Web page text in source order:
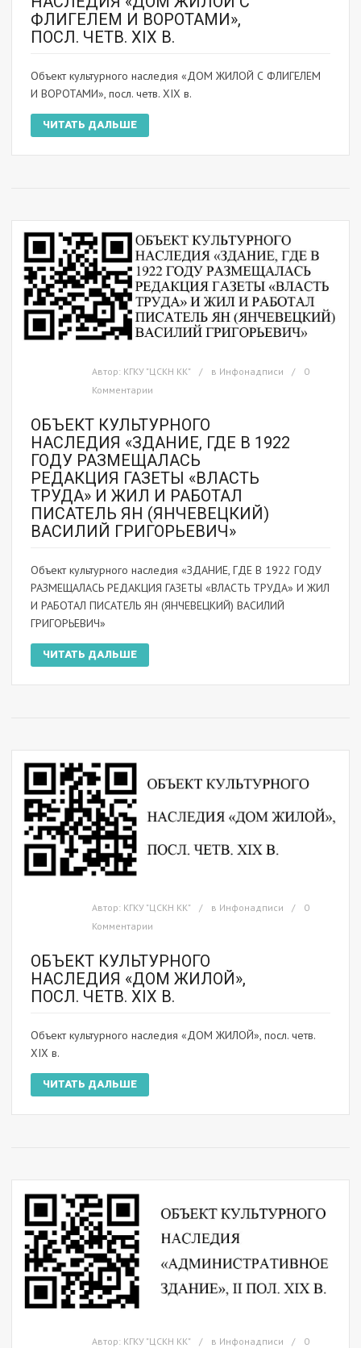
ФЛИГЕЛЕМ И ВОРОТАМИ»,
ПОСЛ. ЧЕТВ. XIX В.
Объект культурного наследия «ДОМ ЖИЛОЙ С ФЛИГЕЛЕМ
И ВОРОТАМИ», посл. четв. XIX в.
ЧИТАТЬ ДАЛЬШЕ
Автор: КГКУ "ЦСКН КК" в Инфонадписи
0
Комментарии
ОБЪЕКТ КУЛЬТУРНОГО
НАСЛЕДИЯ «ЗДАНИЕ, ГДЕ В 1922
ГОДУ РАЗМЕЩАЛАСЬ
РЕДАКЦИЯ ГАЗЕТЫ «ВЛАСТЬ
ТРУДА» И ЖИЛ И РАБОТАЛ
ПИСАТЕЛЬ ЯН (ЯНЧЕВЕЦКИЙ)
ВАСИЛИЙ ГРИГОРЬЕВИЧ»
Объект культурного наследия «ЗДАНИЕ, ГДЕ В 1922 ГОДУ
РАЗМЕЩАЛАСЬ РЕДАКЦИЯ ГАЗЕТЫ «ВЛАСТЬ ТРУДА» И ЖИЛ
И РАБОТАЛ ПИСАТЕЛЬ ЯН (ЯНЧЕВЕЦКИЙ) ВАСИЛИЙ
ГРИГОРЬЕВИЧ»
ЧИТАТЬ ДАЛЬШЕ
Автор: КГКУ "ЦСКН КК" в Инфонадписи
0
Комментарии
ОБЪЕКТ КУЛЬТУРНОГО
НАСЛЕДИЯ «ДОМ ЖИЛОЙ»,
ПОСЛ. ЧЕТВ. XIX В.
Объект культурного наследия «ДОМ ЖИЛОЙ», посл. четв.
XIX в.
ЧИТАТЬ ДАЛЬШЕ
Автор: КГКУ "ЦСКН КК" в Инфонадписи
0